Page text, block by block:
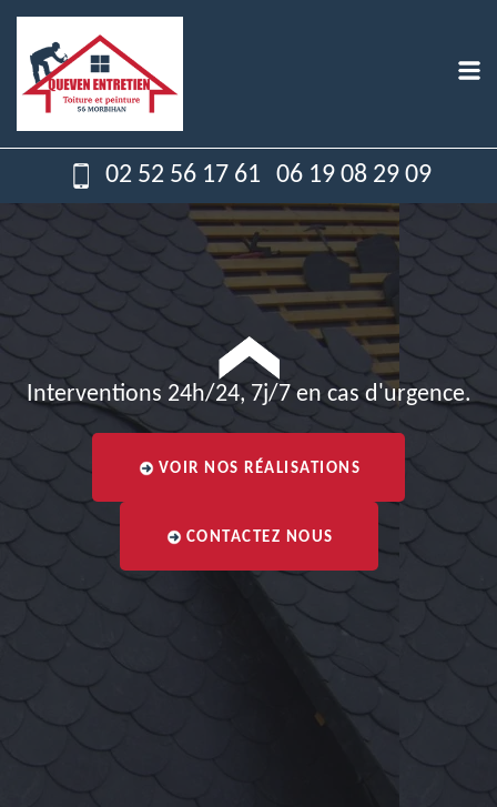
02 52 56 17 61 06 19 08 29 09
Interventions 24h/24, 7j/7 en cas d'urgence.
VOIR NOS RÉALISATIONS
CONTACTEZ NOUS